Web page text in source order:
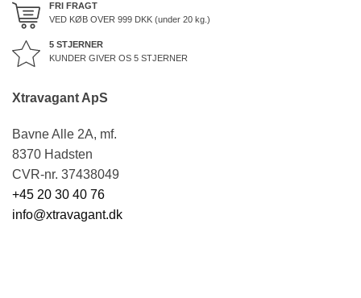
Xtravagant ApS
Bavne Alle 2A, mf.
8370 Hadsten
CVR-nr. 37438049
+45 20 30 40 76
info@xtravagant.dk
FRI FRAGT
VED KØB OVER 999DKK (under 20 kg.)
5 STJERNER
KUNDER GIVER OS 5 STJERNER